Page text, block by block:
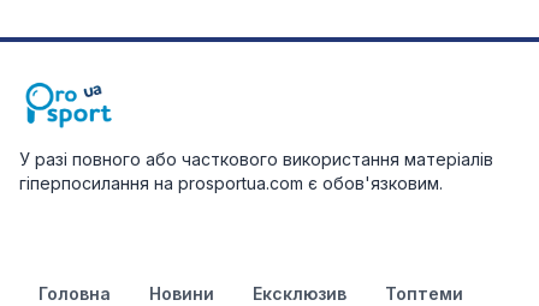
У разі повного або часткового використання матеріалів
гіперпосилання на prosportua.com є обов'язковим.
Головна Новини Ексклюзив Топтеми